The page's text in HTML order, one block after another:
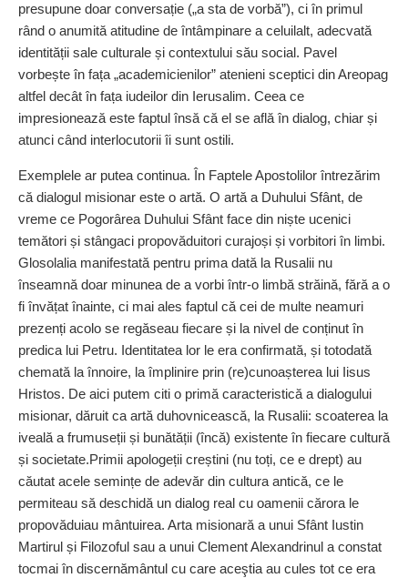
presupune doar conversație („a sta de vorbă”), ci în primul
rând o anumită atitudine de întâmpinare a celuilalt, adecvată
identității sale culturale și contextului său social. Pavel
vorbește în fața „academicienilor” atenieni sceptici din Are­opag
altfel decât în fața iudeilor din Ierusalim. Ceea ce
impresionează este faptul însă că el se află în dialog, chiar și
atunci când interlocutorii îi sunt ostili.
Exemplele ar putea continua. În Faptele Apostolilor întrezărim
că dialogul misionar este o artă. O artă a Duhului Sfânt, de
vreme ce Pogorârea Duhului Sfânt face din niște ucenici
temători și stângaci propovăduitori curajoși și vorbitori în limbi.
Glosolalia manifestată pentru prima dată la Rusalii nu
înseamnă doar minunea de a vorbi într‑o limbă străină, fără a o
fi învățat înainte, ci mai ales faptul că cei de multe neamuri
prezenți acolo se regăseau fiecare și la nivel de conținut în
predica lui Petru. Identitatea lor le era confirmată, și totodată
chemată la înnoire, la împlinire prin (re)cunoașterea lui Iisus
Hristos. De aici putem citi o primă caracteristică a dialogului
misionar, dăruit ca artă duhovnicească, la Rusalii: scoaterea la
iveală a frumuseții și bunătății (încă) existente în fiecare cultură
și societate.Primii apologeții creștini (nu toți, ce e drept) au
căutat acele semințe de adevăr din cultura antică, ce le
permiteau să deschidă un dialog real cu oamenii cărora le
propovăduiau mântuirea. Arta misionară a unui Sfânt Iustin
Martirul și Filozoful sau a unui Clement Alexandrinul a constat
tocmai în discernământul cu care aceştia au cules tot ce era